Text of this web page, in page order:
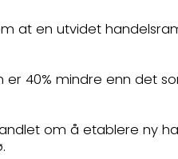
at en utvidet
er 40% mindre enn det
om å etablere ny